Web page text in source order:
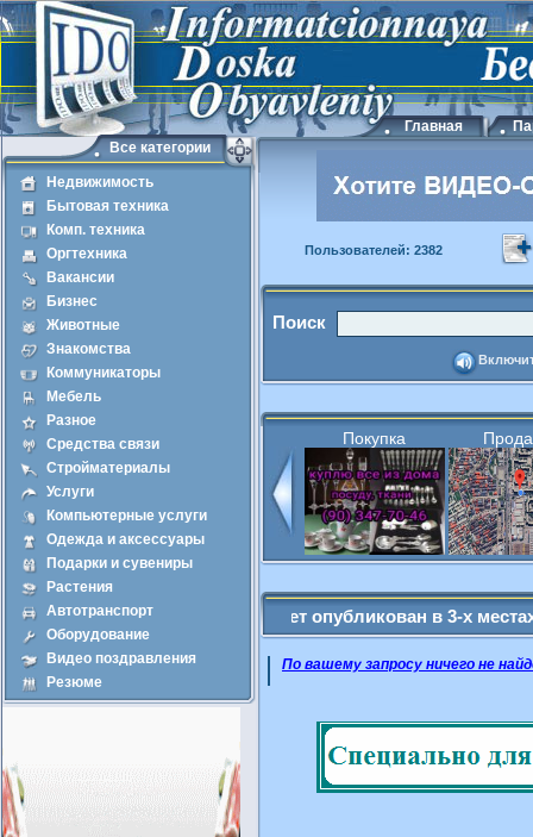
Главная
Пользователей: 2382
Поиск
Покупка
Продажа
Вами объявление будет опубликован в 3-х местах
По вашему запросу ничего не
Все категории
Недвижимость
Бытовая техника
Комп. техника
Оргтехника
Вакансии
Бизнес
Животные
Знакомства
Коммуникаторы
Мебель
Разное
Средства связи
Стройматериалы
Услуги
Компьютерные услуги
Одежда и аксессуары
Подарки и сувениры
Растения
Автотранспорт
Оборудование
Видео поздравления
Резюме